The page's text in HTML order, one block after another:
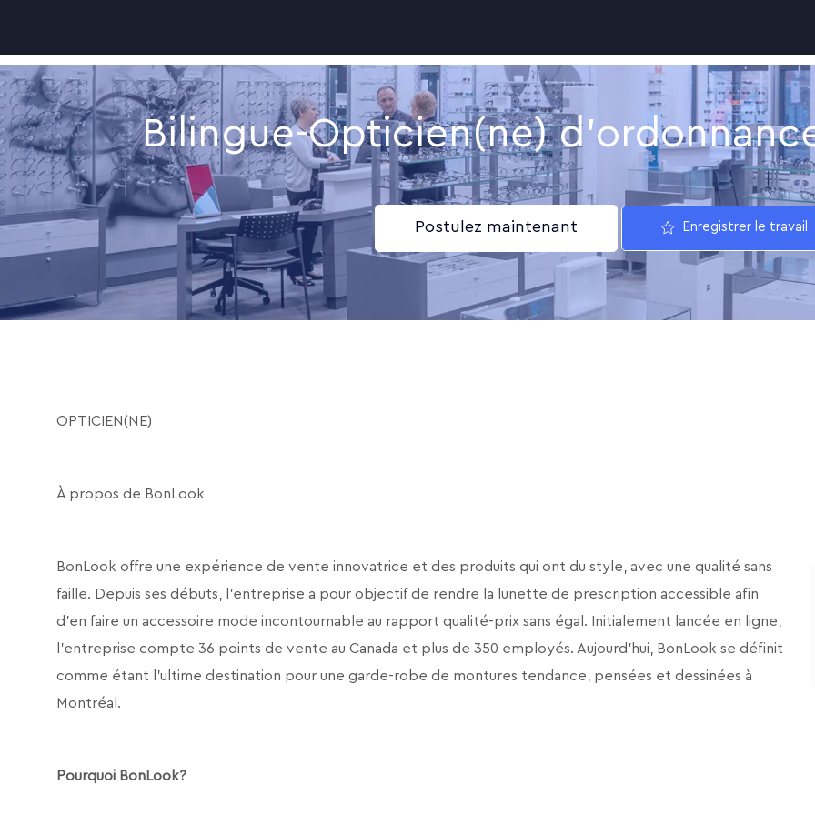
-
Bilingue-Opticien(ne)
Postulez maintenant Enregistrer le travail
OPTICIEN(NE)
À propos de BonLook
BonLook offre une expérience de vente innovatrice et des produits qui ont du style, avec une qualité sans
faille. Depuis ses débuts, l’entreprise a pour objectif de rendre la lunette de prescription accessible afin
d’en faire un accessoire mode incontournable au rapport qualité-prix sans égal. Initialement lancée en ligne,
l’entreprise compte 36 points de vente au Canada et plus de 350 employés. Aujourd’hui, BonLook se définit
comme étant l’ultime destination pour une garde-robe de montures tendance, pensées et dessinées à
Montréal.
Pourquoi BonLook?